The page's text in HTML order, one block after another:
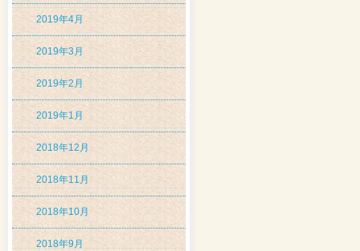
2019年4月
2019年3月
2019年2月
2019年1月
2018年12月
2018年11月
2018年10月
2018年9月